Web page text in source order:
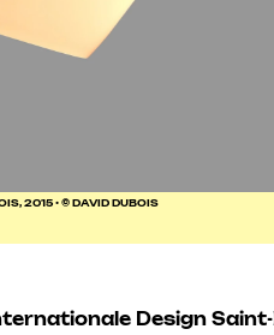
2015 • © DAVID DUBOIS
Design